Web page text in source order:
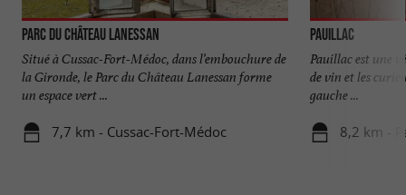
Parc du Château Lanessan
Situé à Cussac-Fort-Médoc, dans l’embouchure de
la Gironde, le Parc du Château Lanessan forme
un espace vert ...
7,7 km - Cussac-Fort-Médoc
Pauillac
Pauillac est une
de vin et les
gauche ...
8,2 km -